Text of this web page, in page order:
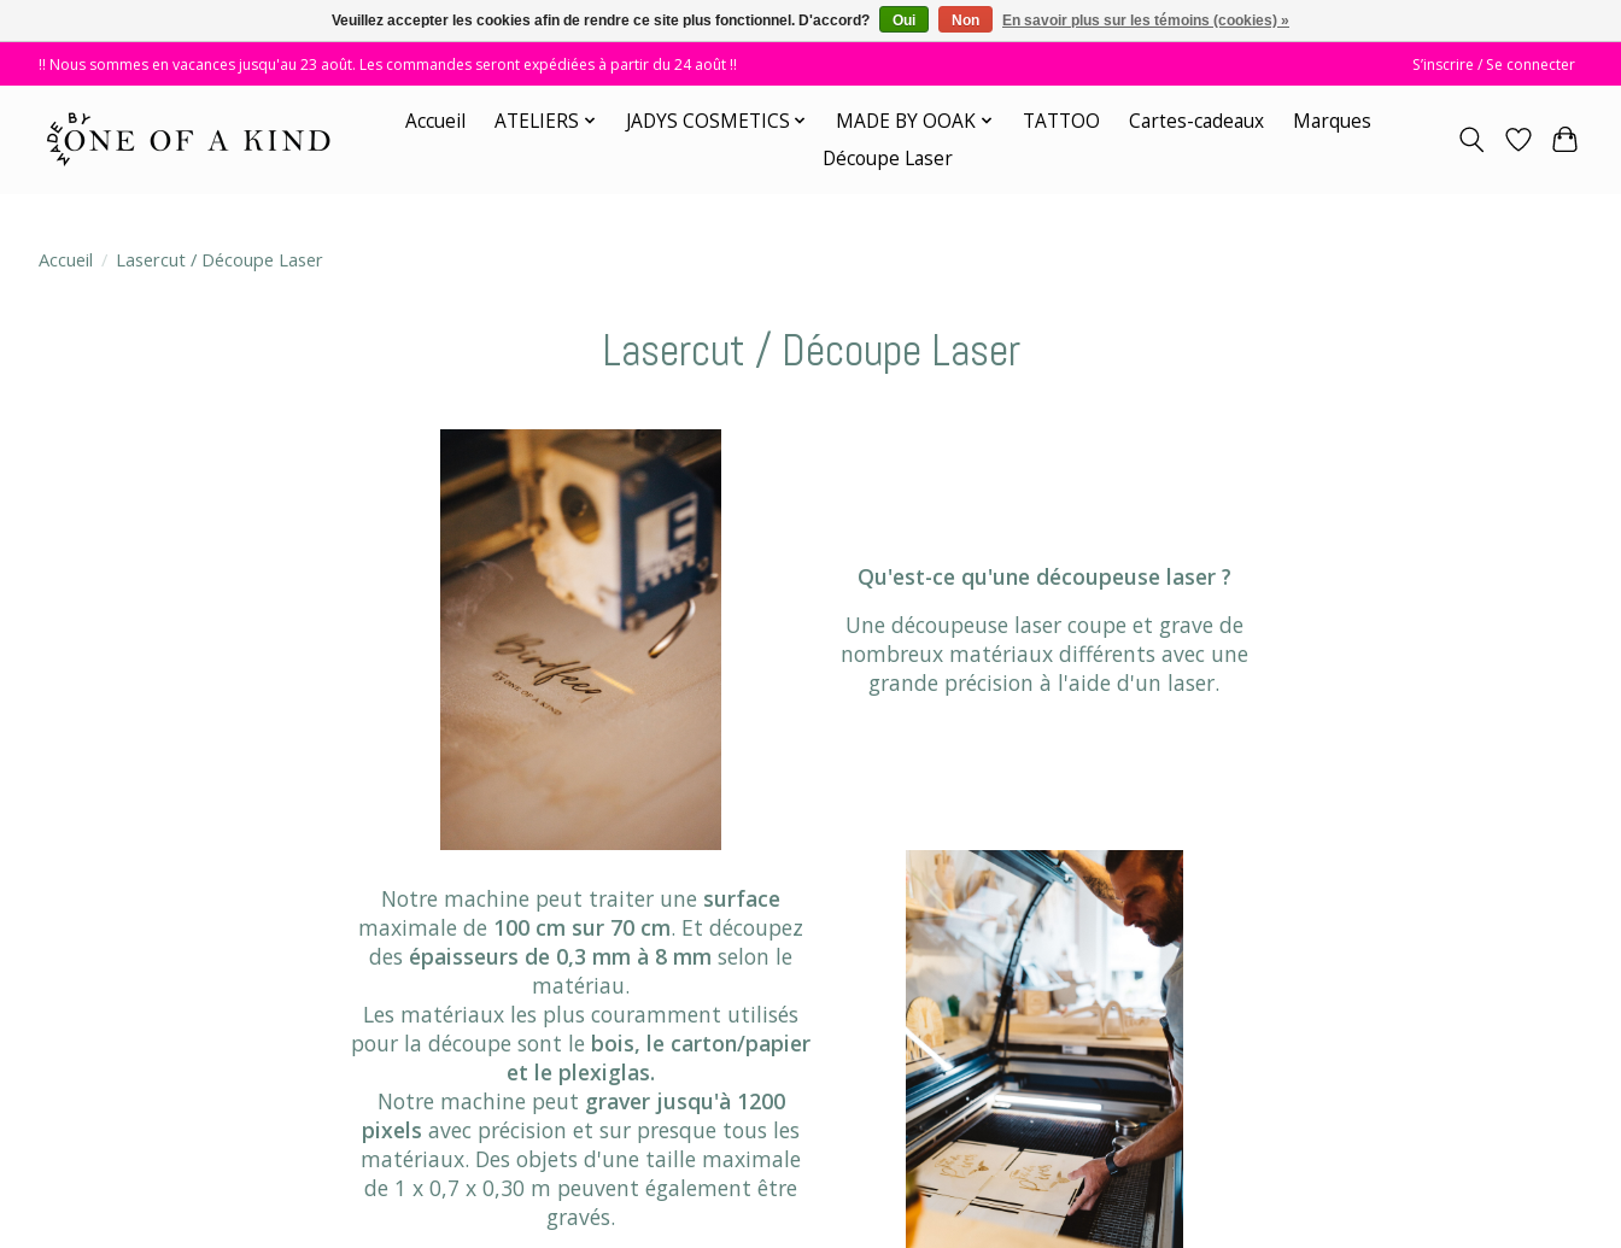
!! Nous sommes en vacances jusqu'au 23 août. Les commandes seront expédiées à partir du 24 août !! S’inscrire / Se connecter
Accueil ATELIERS JADYS COSMETICS MADE BY OOAK TATTOO Cartes-cadeaux
Marques
Découpe Laser
Accueil / Lasercut / Découpe Laser
Lasercut / Découpe Laser
Qu'est-ce qu'une découpeuse laser ?
Une découpeuse laser coupe et grave de
nombreux matériaux différents avec une
grande précision à l'aide d'un laser.
Notre machine peut traiter une surface
maximale de 100 cm sur 70 cm. Et découpez
des épaisseurs de 0,3 mm à 8 mm selon le
matériau.
Les matériaux les plus couramment utilisés
pour la découpe sont le bois, le carton/papier
et le plexiglas.
Notre machine peut graver jusqu'à 1200
pixels avec précision et sur presque tous les
matériaux. Des objets d'une taille maximale
de 1 x 0,7 x 0,30 m peuvent également être
gravés.
Veuillez accepter les cookies afin de rendre ce site plus fonctionnel. D'accord? Oui Non En savoir plus sur les témoins (cookies) »